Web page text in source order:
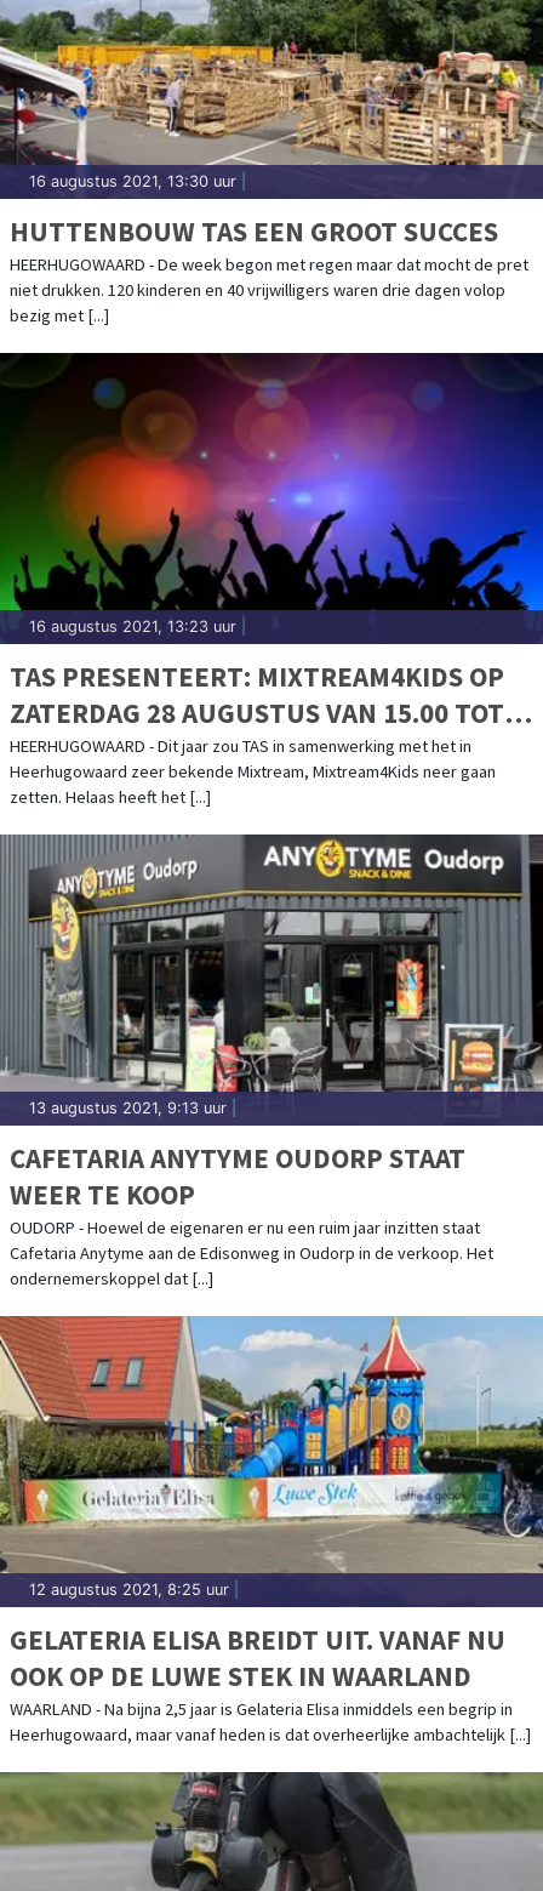
16 augustus 2021, 13:30 uur
HUTTENBOUW TAS EEN GROOT SUCCES
HEERHUGOWAARD - De week begon met regen maar dat mocht de pret
niet drukken. 120 kinderen en 40 vrijwilligers waren drie dagen volop
bezig met [...]
16 augustus 2021, 13:23 uur
TAS PRESENTEERT: MIXTREAM4KIDS OP
ZATERDAG 28 AUGUSTUS VAN 15.00 TOT
18.00 UUR.
HEERHUGOWAARD - Dit jaar zou TAS in samenwerking met het in
Heerhugowaard zeer bekende Mixtream, Mixtream4Kids neer gaan
zetten. Helaas heeft het [...]
13 augustus 2021, 9:13 uur
CAFETARIA ANYTYME OUDORP STAAT
WEER TE KOOP
OUDORP - Hoewel de eigenaren er nu een ruim jaar inzitten staat
Cafetaria Anytyme aan de Edisonweg in Oudorp in de verkoop. Het
ondernemerskoppel dat [...]
12 augustus 2021, 8:25 uur
GELATERIA ELISA BREIDT UIT. VANAF NU
OOK OP DE LUWE STEK IN WAARLAND
WAARLAND - Na bijna 2,5 jaar is Gelateria Elisa inmiddels een begrip in
Heerhugowaard, maar vanaf heden is dat overheerlijke ambachtelijk [...]